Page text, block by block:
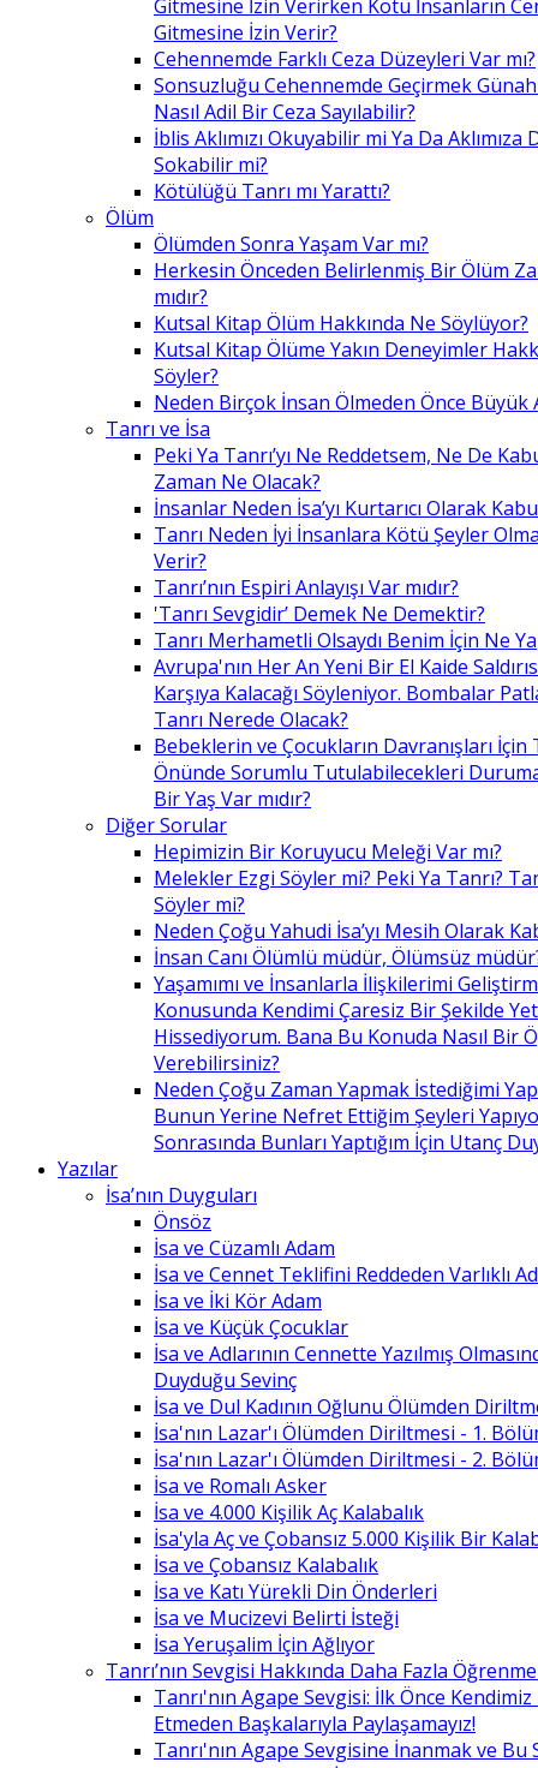
Gitmesine İzin Verirken Kötü İnsanların
Gitmesine İzin Verir?
Cehennemde Farklı Ceza Düzeyleri Var mı?
Sonsuzluğu Cehennemde Geçirmek
Nasıl Adil Bir Ceza Sayılabilir?
İblis Aklımızı Okuyabilir mi Ya Da Aklımıza
Sokabilir mi?
Kötülüğü Tanrı mı Yarattı?
Ölüm
Ölümden Sonra Yaşam Var mı?
Herkesin Önceden Belirlenmiş Bir Ölüm
mıdır?
Kutsal Kitap Ölüm Hakkında Ne Söylüyor?
Kutsal Kitap Ölüme Yakın Deneyimler
Söyler?
Neden Birçok İnsan Ölmeden Önce Büyük
Tanrı ve İsa
Peki Ya Tanrı’yı Ne Reddetsem, Ne De
Zaman Ne Olacak?
İnsanlar Neden İsa’yı Kurtarıcı Olarak
Tanrı Neden İyi İnsanlara Kötü Şeyler
Verir?
Tanrı’nın Espiri Anlayışı Var mıdır?
'Tanrı Sevgidir’ Demek Ne Demektir?
Tanrı Merhametli Olsaydı Benim İçin Ne
Avrupa'nın Her An Yeni Bir El Kaide
Karşıya Kalacağı Söyleniyor. Bombalar
Tanrı Nerede Olacak?
Bebeklerin ve Çocukların Davranışları İçin
Önünde Sorumlu Tutulabilecekleri
Bir Yaş Var mıdır?
Diğer Sorular
Hepimizin Bir Koruyucu Meleği Var mı?
Melekler Ezgi Söyler mi? Peki Ya Tanrı?
Söyler mi?
Neden Çoğu Yahudi İsa’yı Mesih Olarak
İnsan Canı Ölümlü müdür, Ölümsüz
Yaşamımı ve İnsanlarla İlişkilerimi
Konusunda Kendimi Çaresiz Bir Şekilde
Hissediyorum. Bana Bu Konuda Nasıl Bir
Verebilirsiniz?
Neden Çoğu Zaman Yapmak İstediğimi
Bunun Yerine Nefret Ettiğim Şeyleri
Sonrasında Bunları Yaptığım İçin Utanç
Yazılar
İsa’nın Duyguları
Önsöz
İsa ve Cüzamlı Adam
İsa ve Cennet Teklifini Reddeden Varlıklı
İsa ve İki Kör Adam
İsa ve Küçük Çocuklar
İsa ve Adlarının Cennette Yazılmış
Duyduğu Sevinç
İsa ve Dul Kadının Oğlunu Ölümden
İsa'nın Lazar'ı Ölümden Diriltmesi - 1.
İsa'nın Lazar'ı Ölümden Diriltmesi - 2.
İsa ve Romalı Asker
İsa ve 4.000 Kişilik Aç Kalabalık
İsa'yla Aç ve Çobansız 5.000 Kişilik Bir
İsa ve Çobansız Kalabalık
İsa ve Katı Yürekli Din Önderleri
İsa ve Mucizevi Belirti İsteği
İsa Yeruşalim İçin Ağlıyor
Tanrı’nın Sevgisi Hakkında Daha Fazla
Tanrı'nın Agape Sevgisi: İlk Önce
Etmeden Başkalarıyla Paylaşamayız!
Tanrı'nın Agape Sevgisine İnanmak ve Bu